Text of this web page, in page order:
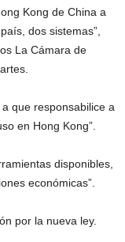
Kong de China a
dos sistemas”,
La Cámara de
que responsabilice a
en Hong Kong”.
disponibles,
económicas”.
por la nueva ley.